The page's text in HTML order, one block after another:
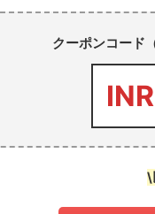
クーポンコード
\